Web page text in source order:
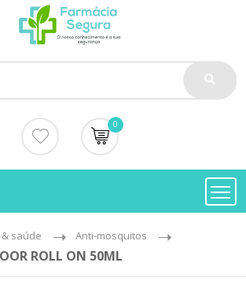
0
saúde Anti-mosquitos
ROLL ON 50ML